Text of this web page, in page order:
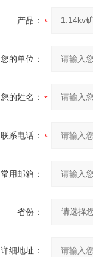
产品：
您的单位：
您的姓名：
联系电话：
常用邮箱：
省份：
详细地址：